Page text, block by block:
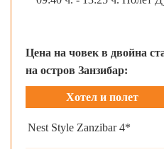
Цена на човек в двойна
на остров Занзибар:
Хотел и полет
Nest Style Zanzibar 4*